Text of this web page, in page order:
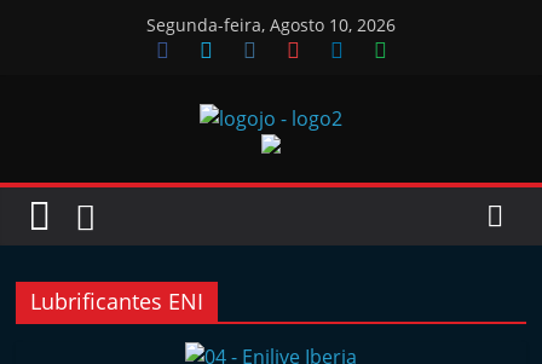
Segunda-feira, Agosto 10, 2026
Jornal
Oficinas
J
Lubrificantes ENI